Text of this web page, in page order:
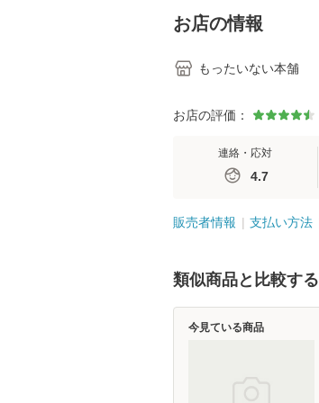
お店の情報
もったいない本舗
お店の評価：
連絡・応対
4.7
販売者情報 支払い方法
類似商品と比較する
今見ている商品